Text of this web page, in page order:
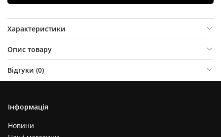
Характеристики
Опис товару
Відгуки (0)
Інформація
Новини